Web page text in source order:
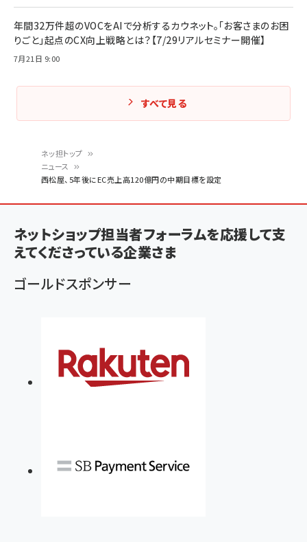
ン
く
ず
ネッ担トップ
ニュース
西松屋、5年後にEC売上高120億円の中期目標を設定
年間32万件超のVOCをAIで分析するカウネット。「お客さまのお困
りごと」起点のCX向上戦略とは？【7/29リアルセミナー開催】
7月21日 9:00
すべて見る
ネットショップ担当者フォーラムを応援して支
えてくださっている企業さま
ゴールドスポンサー